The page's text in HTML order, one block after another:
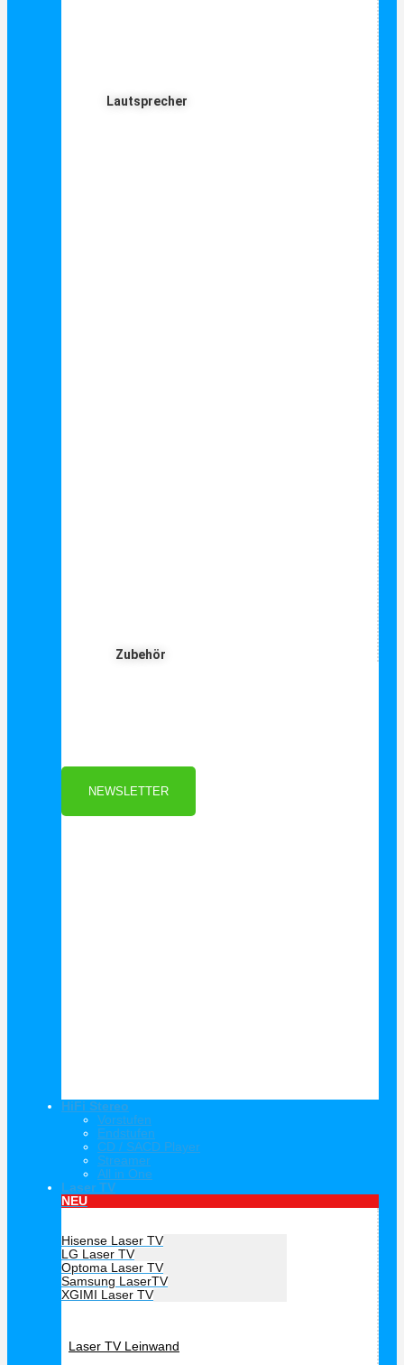
Lautsprecher
Zubehör
Als Danke schön für Ihre Anmeldung
NEWSLETTER
HiFi Stereo
Vorstufen
Endstufen
CD / SACD Player
Streamer
All in One
Laser TV
NEU
Hisense Laser TV
LG Laser TV
Optoma Laser TV
Samsung LaserTV
XGIMI Laser TV
Laser TV Leinwand